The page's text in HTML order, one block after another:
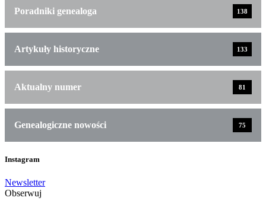
Poradniki genealoga 138
Artykuły historyczne 133
Aktualny numer 81
Genealogiczne nowości 75
Instagram
Newsletter
Obserwuj